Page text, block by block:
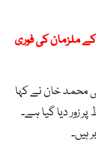
ملزمان کی فوری
محمد خان نے کہا
زور دیا گیا ہے۔
ہیں۔